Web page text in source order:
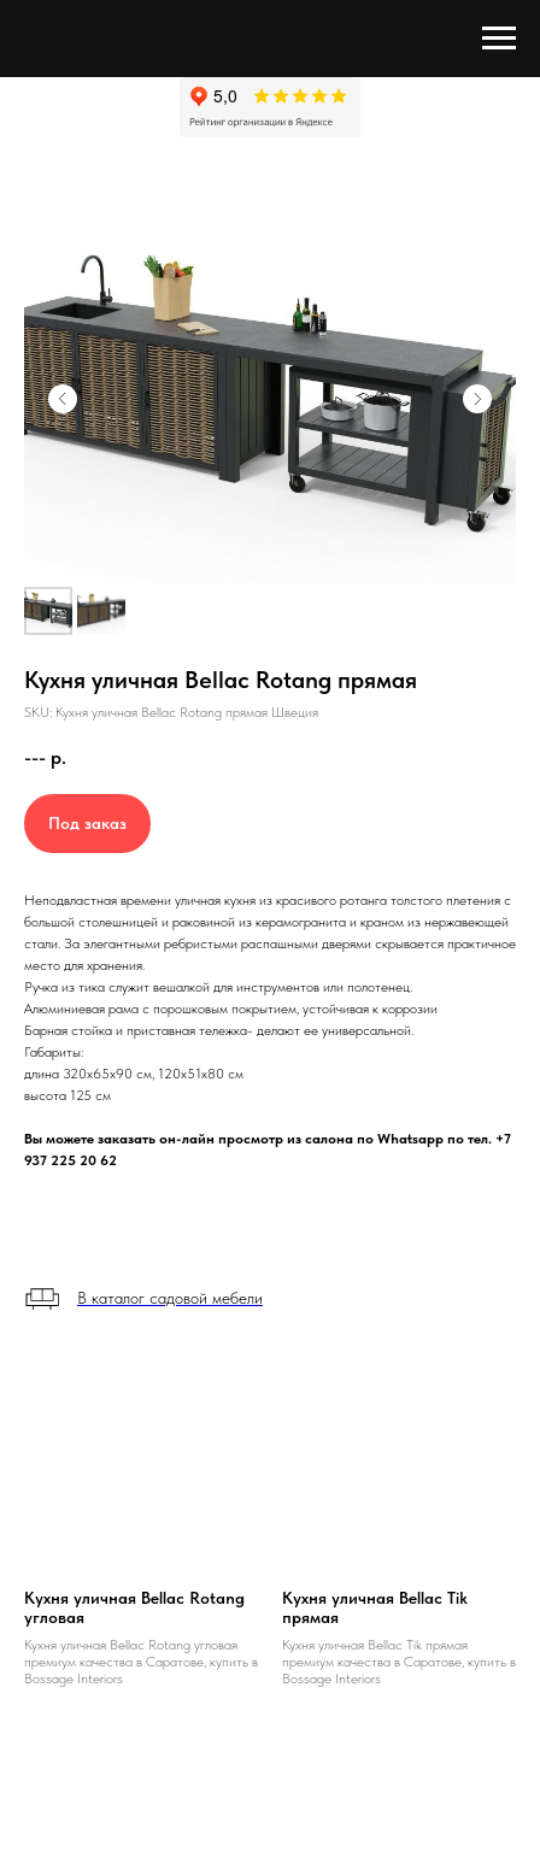
Кухня уличная Bellac Rotang прямая
SKU: Кухня уличная Bellac Rotang прямая Швеция
--- р.
Под заказ
Неподвластная времени уличная кухня из красивого ротанга толстого плетения с
большой столешницей и раковиной из керамогранита и краном из нержавеющей
стали. За элегантными ребристыми распашными дверями скрывается практичное
место для хранения.
Ручка из тика служит вешалкой для инструментов или полотенец.
Алюминиевая рама с порошковым покрытием, устойчивая к коррозии
Барная стойка и приставная тележка- делают ее универсальной.
Габариты:
длина 320х65х90 см, 120х51х80 см
высота 125 см
Вы можете заказать он-лайн просмотр из салона по Whatsapp по тел. +7
937 225 20 62
В каталог садовой мебели
Кухня уличная Bellac Rotang
угловая
Кухня уличная Bellac Rotang угловая
премиум качества в Саратове, купить в
Bossage Interiors
Кухня уличная Bellac Tik
прямая
Кухня уличная Bellac Tik прямая
премиум качества в Саратове, купить в
Bossage Interiors